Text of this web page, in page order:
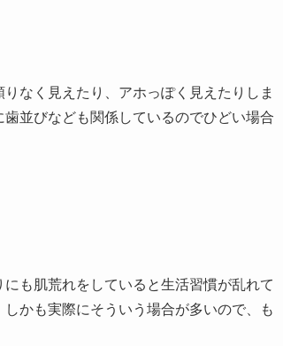
なく見えたり、アホっぽく見えたりしま
並びなども関係しているのでひどい場合
も肌荒れをしていると生活習慣が乱れて
かも実際にそういう場合が多いので、も